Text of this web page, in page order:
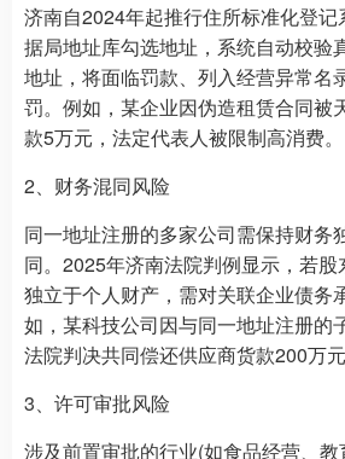
济南自2024年起推行住所标准化登
据局地址库勾选地址，系统自动校验
地址，将面临罚款、列入经营异常名
罚。例如，某企业因伪造租赁合同被
款5万元，法定代表人被限制高消费。
2、财务混同风险
同一地址注册的多家公司需保持财务
同。2025年济南法院判例显示，若
独立于个人财产，需对关联企业债务
如，某科技公司因与同一地址注册的
法院判决共同偿还供应商货款200万元
3、许可审批风险
涉及前置审批的行业(如食品经营、